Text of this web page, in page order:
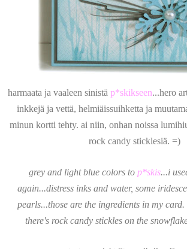
harmaata ja vaaleen sinistä p*skikseen...hero
inkkejä ja vettä, helmiäissuihketta ja
minun kortti tehty. ai niin, onhan noissa
rock candy sticklesiä. =)
grey and light blue colors to p*skis...i
again...distress inks and water, some
pearls...those are the ingredients in my
there's rock candy stickles on the